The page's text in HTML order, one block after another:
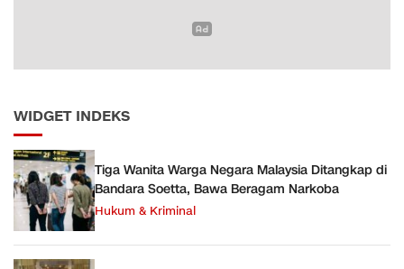
WIDGET INDEKS
Tiga Wanita Warga Negara Malaysia Ditangkap di
Bandara Soetta, Bawa Beragam Narkoba
Hukum & Kriminal